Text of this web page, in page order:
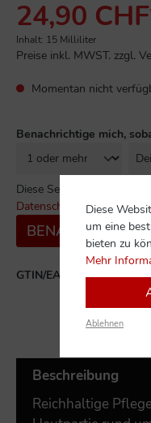
24,90
Inhalt: 15 Milliliter
Preise inkl. MWST. zzgl.
Momentan nicht
Benachrichtige mich,
Diese Seite ist durch
Datenschutzrichtlinieund
GTIN/EAN: 020714287047
Beschreibung
Reichhaltige
Diese
um eine
bieten zu
Mehr
Ablehnen